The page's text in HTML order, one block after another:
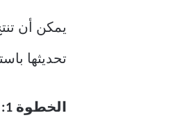
يمكن أن
تحديثها
الخطوة 1: